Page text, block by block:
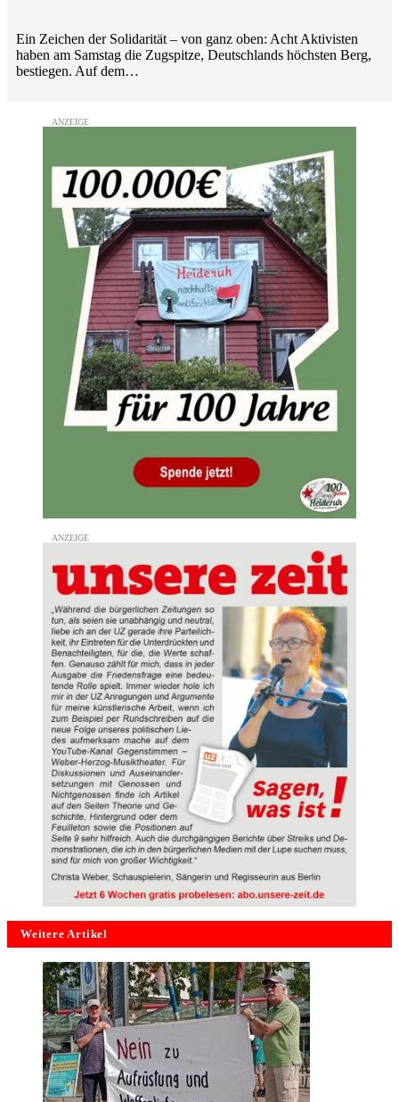
Ein Zeichen der Solidarität – von ganz oben: Acht Aktivisten
haben am Samstag die Zugspitze, Deutschlands höchsten Berg,
bestiegen. Auf dem…
Weitere Artikel